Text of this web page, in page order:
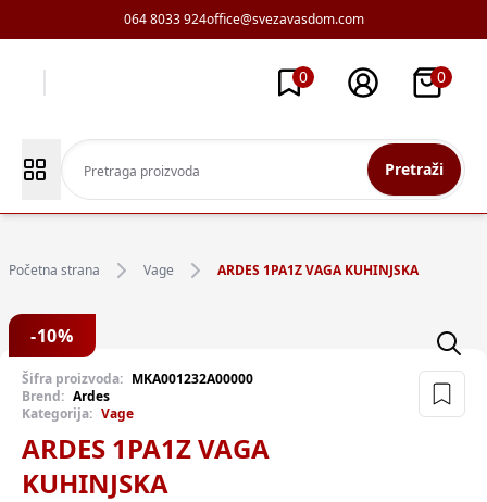
064 8033 924office@svezavasdom.com
0 0
Pretraži
Početna strana Vage ARDES 1PA1Z VAGA KUHINJSKA
-10%
Šifra proizvoda: MKA001232A00000
Brend: Ardes
Kategorija: Vage
ARDES 1PA1Z VAGA
KUHINJSKA